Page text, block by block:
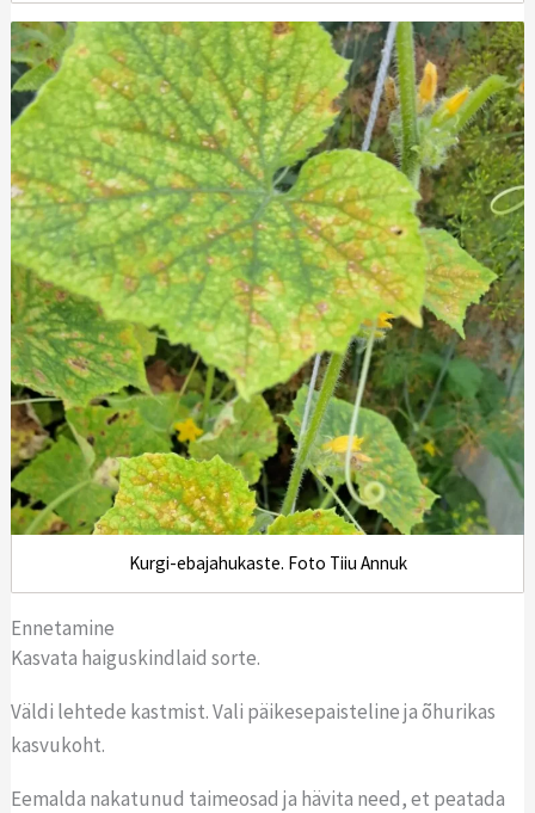
Kurgi-ebajahukaste. Foto Tiiu Annuk
Ennetamine
Kasvata haiguskindlaid sorte.
Väldi lehtede kastmist. Vali päikesepaisteline ja õhurikas
kasvukoht.
Eemalda nakatunud taimeosad ja hävita need, et peatada